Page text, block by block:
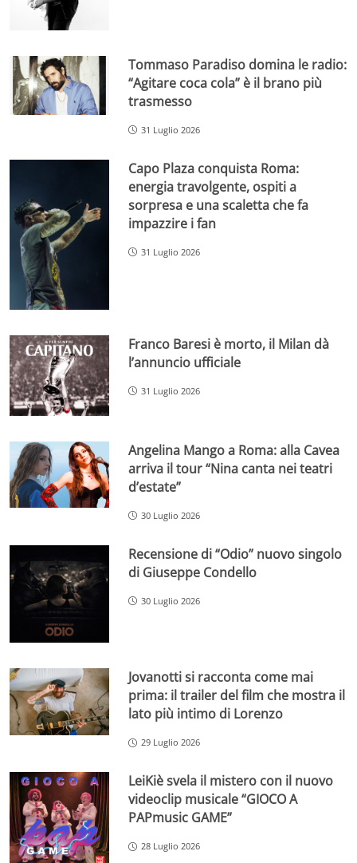
Tommaso Paradiso domina le radio:
“Agitare coca cola” è il brano più
trasmesso
31 Luglio 2026
Capo Plaza conquista Roma:
energia travolgente, ospiti a
sorpresa e una scaletta che fa
impazzire i fan
31 Luglio 2026
Franco Baresi è morto, il Milan dà
l’annuncio ufficiale
31 Luglio 2026
Angelina Mango a Roma: alla Cavea
arriva il tour “Nina canta nei teatri
d’estate”
30 Luglio 2026
Recensione di “Odio” nuovo singolo
di Giuseppe Condello
30 Luglio 2026
Jovanotti si racconta come mai
prima: il trailer del film che mostra il
lato più intimo di Lorenzo
29 Luglio 2026
LeiKiè svela il mistero con il nuovo
videoclip musicale “GIOCO A
PAPmusic GAME”
28 Luglio 2026